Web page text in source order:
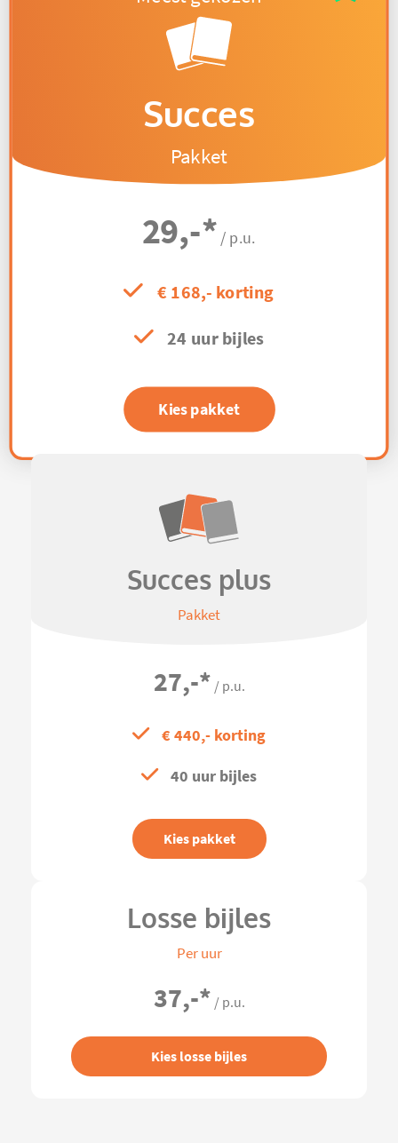
Succes
Pakket
29,-* / p.u.
€ 168,- korting
24 uur bijles
Kies pakket
Succes plus
Pakket
27,-* / p.u.
€ 440,- korting
40 uur bijles
Kies pakket
Losse bijles
Per uur
37,-* / p.u.
Kies losse bijles